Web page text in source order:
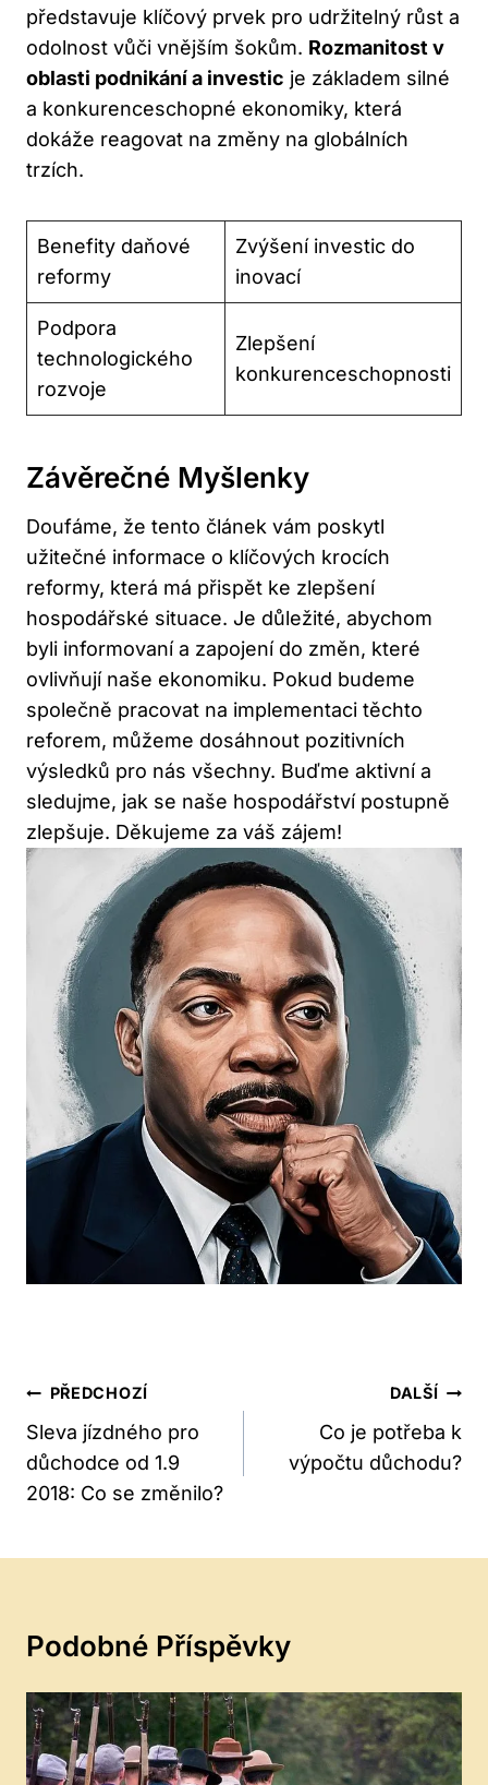
představuje klíčový prvek pro udržitelný růst a
odolnost vůči vnějším šokům. Rozmanitost v
oblasti podnikání a investic je základem silné
a konkurenceschopné ekonomiky, která
dokáže reagovat na změny na globálních
trzích.
Benefity daňové
reformy
Zvýšení investic do
inovací
Podpora
technologického
rozvoje
Zlepšení
konkurenceschopnosti
Závěrečné Myšlenky
Doufáme, že tento článek vám poskytl
užitečné informace o klíčových krocích
reformy, která má přispět ke zlepšení
hospodářské situace. Je důležité, abychom
byli informovaní a zapojení do změn, které
ovlivňují naše ekonomiku. Pokud budeme
společně pracovat na implementaci těchto
reforem, můžeme dosáhnout pozitivních
výsledků pro nás všechny. Buďme aktivní a
sledujme, jak se naše hospodářství postupně
zlepšuje. Děkujeme za váš zájem!
Navigace
Pro
Příspěvek
PŘEDCHOZÍ
Sleva jízdného pro
důchodce od 1.9
2018: Co se změnilo?
DALŠÍ
Co je potřeba k
výpočtu důchodu?
Podobné Příspěvky